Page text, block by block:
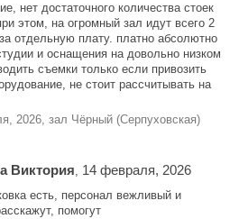
нет достаточного количества стоек
этом, на огромный зал идут всего 2
отдельную плату. платно абсолютно
и оснащения на довольно низком
съемки только если привозить
не стоит рассчитывать на
2026, зал Чёрный (Серпуховская)
Виктория, 14 февраля, 2026
есть, персонал вежливый и
помогут